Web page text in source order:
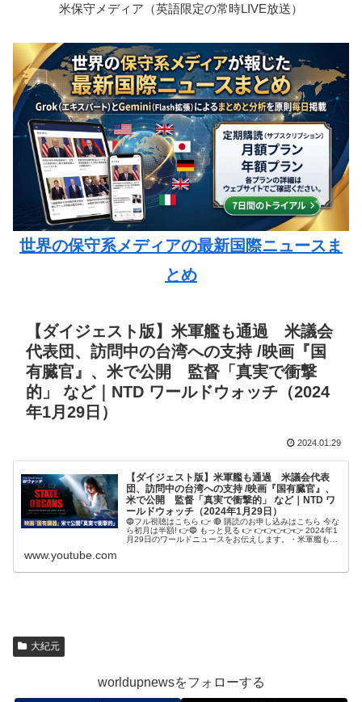
米保守メディア（英語限定の常時LIVE放送）
世界の保守系メディアの最新国際ニュースま
とめ
【ダイジェスト版】米軍艦も通過 米議会
代表団、訪問中の台湾への支持 /映画『国
有臓官』、米で公開 監督「真実で衝撃
的」 など｜NTD ワールドウォッチ（2024
年1月29日）
2024.01.29
【ダイジェスト版】米軍艦も通過 米議会代表
団、訪問中の台湾への支持 /映画『国有臓官』、
米で公開 監督「真実で衝撃的」 など｜NTD ワ
ールドウォッチ（2024年1月29日）
🔵フル視聴はこちら 👉 🔴 購読のお申し込みはこちら 今な
ら初月は半額! 👉🔵 もっと見る 👉 👉👉👉👉👉 2024年1
月29日のワールドニュースをお伝えします。・米軍艦も通
www.youtube.com
大紀元
worldupnewsをフォローする